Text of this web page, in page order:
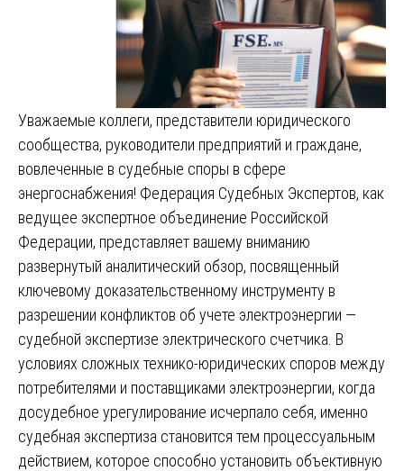
Уважаемые коллеги, представители юридического
сообщества, руководители предприятий и граждане,
вовлеченные в судебные споры в сфере
энергоснабжения! Федерация Судебных Экспертов, как
ведущее экспертное объединение Российской
Федерации, представляет вашему вниманию
развернутый аналитический обзор, посвященный
ключевому доказательственному инструменту в
разрешении конфликтов об учете электроэнергии —
судебной экспертизе электрического счетчика. В
условиях сложных технико-юридических споров между
потребителями и поставщиками электроэнергии, когда
досудебное урегулирование исчерпало себя, именно
судебная экспертиза становится тем процессуальным
действием, которое способно установить объективную